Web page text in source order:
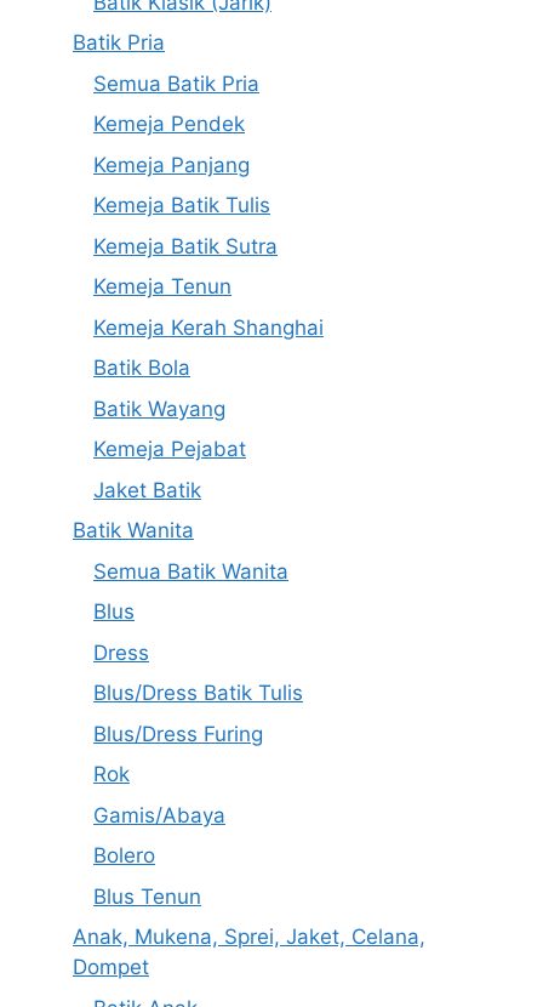
Batik Pria
Semua Batik Pria
Kemeja Pendek
Kemeja Panjang
Kemeja Batik Tulis
Kemeja Batik Sutra
Kemeja Tenun
Kemeja Kerah Shanghai
Batik Bola
Batik Wayang
Kemeja Pejabat
Jaket Batik
Batik Wanita
Semua Batik Wanita
Blus
Dress
Blus/Dress Batik Tulis
Blus/Dress Furing
Rok
Gamis/Abaya
Bolero
Blus Tenun
Anak, Mukena, Sprei, Jaket, Celana,
Dompet